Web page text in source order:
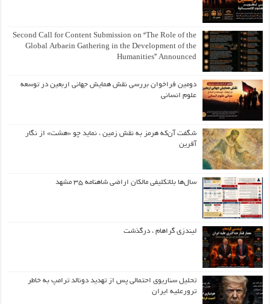
Second Call for Content Submission on “The Role of the
Global Arbaein Gathering in the Development of the
Humanities” Announced
دومین فراخوان بررسی نقش همایش جهانی اربعین در توسعه
علوم انسانی
شگفت آن‌که هرمز به نقش زمین ، نماید چو «هشت» از نگار
آفرین
سال‌ها بلاتکلیفی مالکان اراضی شاهنامه ۳۵ مشهد
لیندزی گراهام ، درگذشت
تحلیل سناریوی احتمالی پس از تهدید دونالد ترامپ به خاطر
ترورعلیه ایران